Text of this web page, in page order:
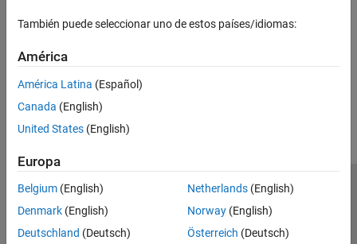
También puede seleccionar uno de estos países/idiomas:
América
América Latina (Español)
Canada (English)
United States (English)
Europa
Belgium (English)
Denmark (English)
Deutschland (Deutsch)
Netherlands(English)
Norway(English)
Österreich (Deutsch)
Centro de confianza
Marcas comerciales
Política de privacidad
Antipiratería
Estado de las aplicaciones
Información de contacto